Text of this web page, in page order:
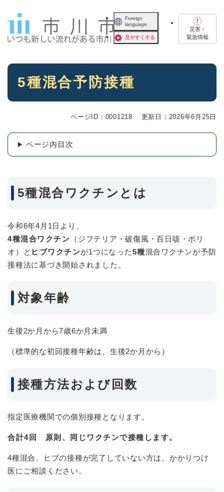
Foreign
language
見やすくする
災害・
緊急情報
本
5種混合予防接種
ページID：0001218 更新日：2026年6月25日
ページ内目次
5種混合ワクチンとは
令和6年4月1日より、
4種混合ワクチン （ジフテリア・破傷風・百日咳・ポリ
オ）と ヒブワクチンが1つになった5種混合ワクチンが予防
接種法に基づき開始されました。
対象年齢
生後2か月から7歳6か月未満
（標準的な初回接種年齢は、生後2か月から）
接種方法および回数
指定医療機関での個別接種となります。
合計4回 原則、同じワクチンで接種します。
4種混合、ヒブの接種が完了していない方は、かかりつけ
医にご相談ください。